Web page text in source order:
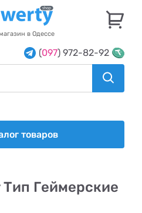
в Одессе
(097) 972-82-92
товаров
Геймерские